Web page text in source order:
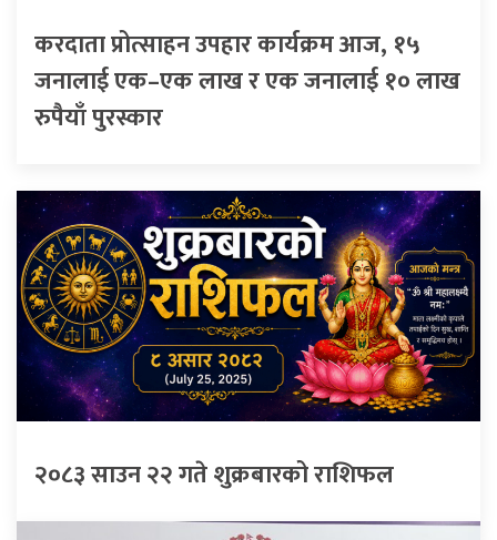
करदाता प्रोत्साहन उपहार कार्यक्रम आज, १५
जनालाई एक–एक लाख र एक जनालाई १० लाख
रुपैयाँ पुरस्कार
२०८३ साउन २२ गते शुक्रबारको राशिफल